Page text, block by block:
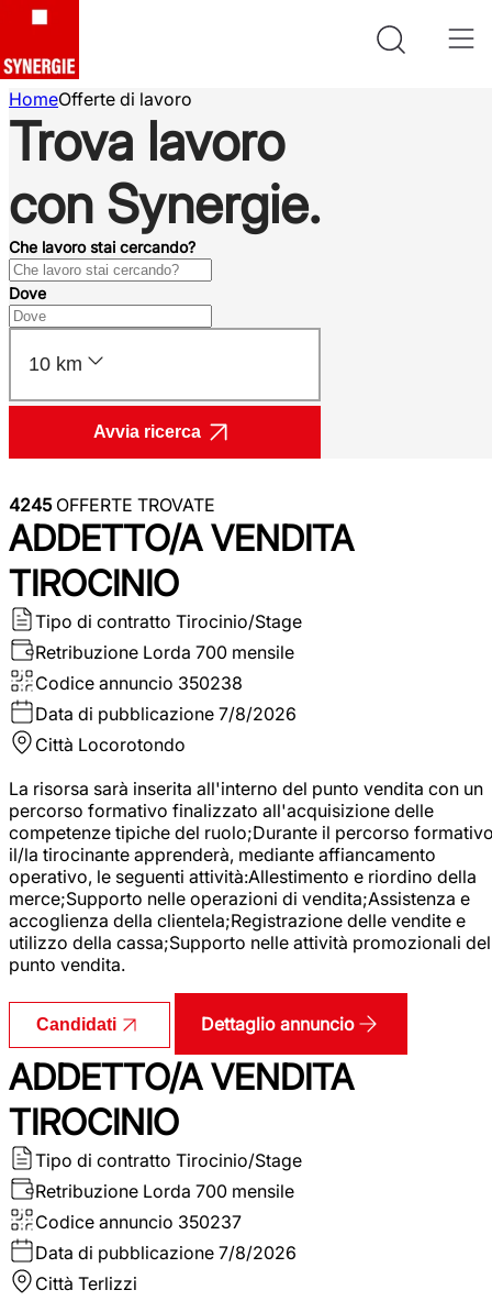
HomeOfferte di lavoro
Trova lavoro
con Synergie.
Che lavoro stai cercando?
Dove
10 km
Avvia ricerca
4245OFFERTE TROVATE
ADDETTO/A VENDITA
TIROCINIO
Tipo di contratto Tirocinio/Stage
Retribuzione Lorda 700 mensile
Codice annuncio 350238
Data di pubblicazione 7/8/2026
Città Locorotondo
La risorsa sarà inserita all'interno del punto vendita con un
percorso formativo finalizzato all'acquisizione delle
competenze tipiche del ruolo;Durante il percorso
il/la tirocinante apprenderà, mediante affiancamento
operativo, le seguenti attività:Allestimento e riordino della
merce;Supporto nelle operazioni di vendita;Assistenza e
accoglienza della clientela;Registrazione delle vendite e
utilizzo della cassa;Supporto nelle attività promozionali del
punto vendita.
Candidati Dettaglio annuncio
ADDETTO/A VENDITA
TIROCINIO
Tipo di contratto Tirocinio/Stage
Retribuzione Lorda 700 mensile
Codice annuncio 350237
Data di pubblicazione 7/8/2026
Città Terlizzi